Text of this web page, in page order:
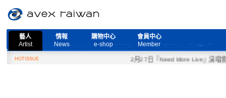
藝人
Artist
情報
News
購物中心
e-shop
會員中心
Member
HOTISSUE 2月27日『Need More Live』演唱會